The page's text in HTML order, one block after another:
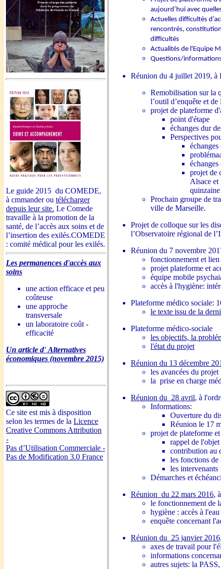
Le guide 2015 du COMEDE,
à cmmander ou télécharger
depuis leur site. Le Comede
travaille à la promotion de la
santé, de l’accès aux soins et de
l’insertion des exilés.COMEDE
: comité médical pour les exilés.
Les permanences d'accès aux
soins
une action efficace et peu
coûteuse
une approche
transversale
un laboratoire coût -
efficacité
Un article d' Alternatives
économiques (novembre 2015)
Ce site est mis à disposition
selon les termes de la Licence
Creative Commons Attribution
-
Pas d’Utilisation Commerciale -
Pas de Modification 3.0 France
aujourd’hui avec
Actuelles difficultés
rencontrés,
difficultés
Actualités de l'Equipe
Questions/
Réunion du 4 juillet 2019, à
Remobilisation sur la
l’outil d’enquête et
projet de plateforme
point d'étape
échanges dur
Perspectives
projet de
Alsace
Prochain groupe de
ville de Marseille.
Projet de colloque sur les
l’Observatoire régional de
Réunion du 7 novembre
fonctionnement et
projet plateforme et
équipe mobile
accès à l'hygiène:
Plateforme médico sociale:
le texte issu de la
Plateforme médico-sociale
les objectifs, la
l'état du projet
Réunion du 13 décembre
les avancées du
la prise en charge
Réunion du 28 avril, à
Informations:
Ouverture du
Réunion le 17
projet de plateforme
rappel de
contribution au
les fonctions de
les intervenants
Démarches et
Réunion du 22 mars 2016,
le fonctionnement de
hygiène : accès à
enquête concernant
Réunion du 25 janvier
axes de travail pour
informations
autres sujets: la